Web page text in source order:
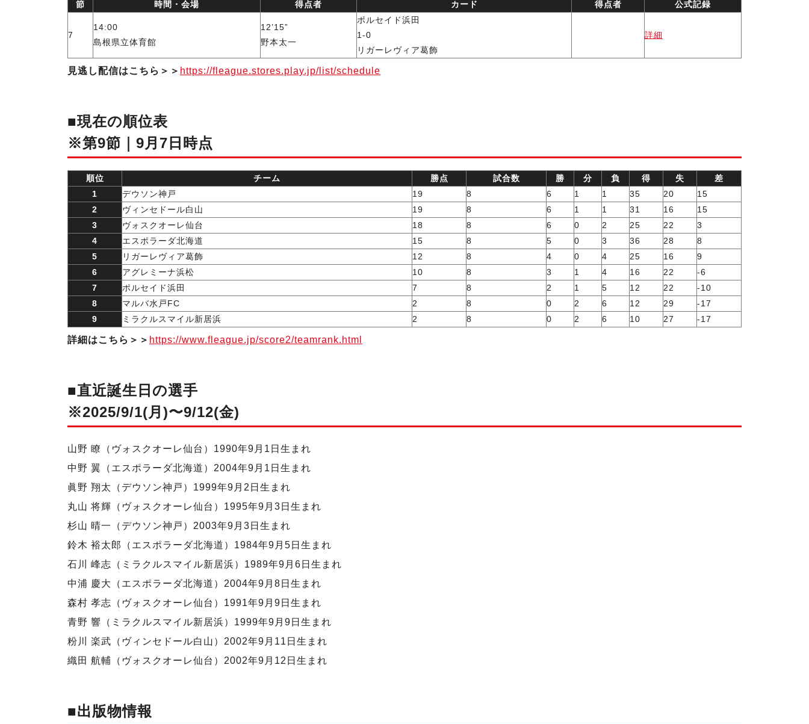
節 時間・会場 得点者 カード 得点者 公式記録
7
14:00
島根県立体育館
12’15”
野本太一
ポルセイド浜田
1-0
リガーレヴィア葛飾
詳細
見逃し配信はこちら＞＞ https://fleague.stores.play.jp/list/schedule
■現在の順位表
※第9節｜9月7日時点
順位 チーム 勝点 試合数 勝 分 負 得 失
差
1
デウソン神戸 19 8 6 1 1 35 20
15
2
ヴィンセドール白山 19 8 6 1 1 31 16
15
3
ヴォスクオーレ仙台 18 8 6 0 2 25 22
3
4
エスポラーダ北海道 15 8 5 0 3 36 28
8
5
リガーレヴィア葛飾 12 8 4 0 4 25 16
9
6
アグレミーナ浜松 10 8 3 1 4 16 22
-6
7
ポルセイド浜田 7 8 2 1 5 12 22
-10
8
マルバ水戸FC 2 8 0 2 6 12 29
-17
9
ミラクルスマイル新居浜 2 8 0 2 6 10 27 -17
詳細はこちら＞＞ https://www.fleague.jp/score2/teamrank.html
■直近誕生日の選手
※2025/9/1(月)〜9/12(金)
山野 瞭（ヴォスクオーレ仙台）1990年9月1日生まれ
中野 翼（エスポラーダ北海道）2004年9月1日生まれ
眞野 翔太（デウソン神戸）1999年9月2日生まれ
丸山 将輝（ヴォスクオーレ仙台）1995年9月3日生まれ
杉山 晴一（デウソン神戸）2003年9月3日生まれ
鈴木 裕太郎（エスポラーダ北海道）1984年9月5日生まれ
石川 峰志（ミラクルスマイル新居浜）1989年9月6日生まれ
中浦 慶大（エスポラーダ北海道）2004年9月8日生まれ
森村 孝志（ヴォスクオーレ仙台）1991年9月9日生まれ
青野 響（ミラクルスマイル新居浜）1999年9月9日生まれ
粉川 楽武（ヴィンセドール白山）2002年9月11日生まれ
織田 航輔（ヴォスクオーレ仙台）2002年9月12日生まれ
■出版物情報